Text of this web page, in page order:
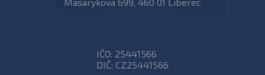
IČO: 25441566
DIČ: CZ25441566